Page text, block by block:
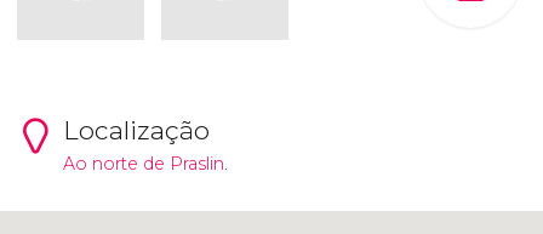
Localização
Ao norte de Praslin.